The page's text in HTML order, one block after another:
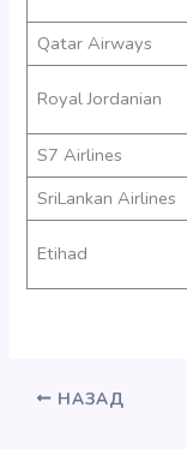
Qatar Airways
Royal Jordanian
S7 Airlines
SriLankan Airlines
Etihad
НАЗАД